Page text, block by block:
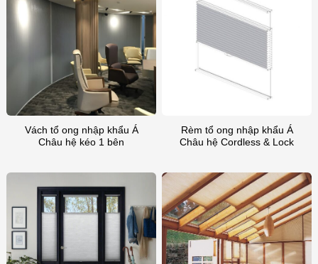
Vách tổ ong nhập khẩu Á
Châu hệ kéo 1 bên
Rèm tổ ong nhập khẩu Á
Châu hệ Cordless & Lock